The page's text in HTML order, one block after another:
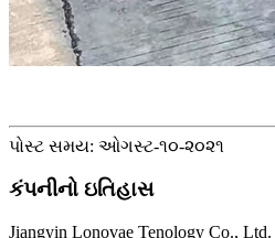
પોસ્ટ સમય: ઓગસ્ટ-૧૦-૨૦૨૧
કંપનીનો ઇતિહાસ
Jiangyin Lonovae Tenology Co.,